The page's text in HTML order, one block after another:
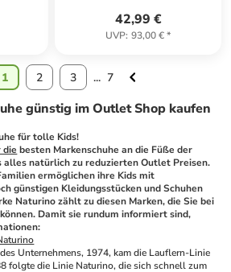
42,99 €
UVP: 93,00 €*
1 2 3 ... 7
günstig im Outlet Shop kaufen
für tolle Kids!
die besten Markenschuhe an die Füße der
alles natürlich zu reduzierten Outlet Preisen.
ermöglichen ihre Kids mit
günstigen Kleidungsstücken und Schuhen
Naturino zählt zu diesen Marken, die Sie bei
Damit sie rundum informiert sind,
Unternehmens, 1974, kam die Lauflern-Linie
folgte die Linie Naturino, die sich schnell zum